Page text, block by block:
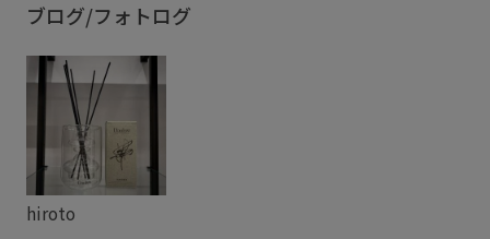
ブログ/フォトログ
hiroto